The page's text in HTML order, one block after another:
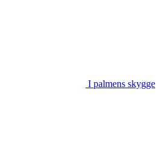
I palmens skygge